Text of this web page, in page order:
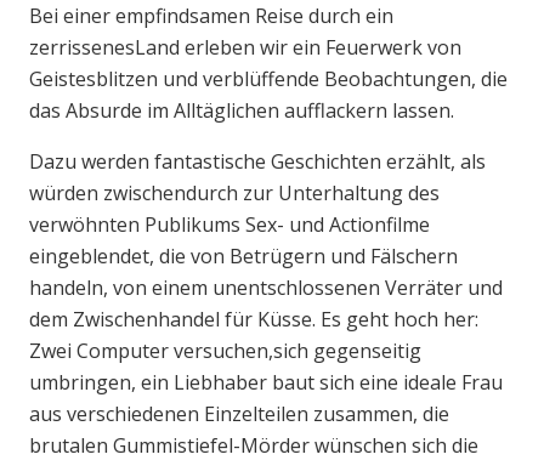
Bei einer empfindsamen Reise durch ein
zerrissenesLand erleben wir ein Feuerwerk von
Geistesblitzen und verblüffende Beobachtungen, die
das Absurde im Alltäglichen aufflackern lassen.
Dazu werden fantastische Geschichten erzählt, als
würden zwischendurch zur Unterhaltung des
verwöhnten Publikums Sex- und Actionfilme
eingeblendet, die von Betrügern und Fälschern
handeln, von einem unentschlossenen Verräter und
dem Zwischenhandel für Küsse. Es geht hoch her:
Zwei Computer versuchen,sich gegenseitig
umbringen, ein Liebhaber baut sich eine ideale Frau
aus verschiedenen Einzelteilen zusammen, die
brutalen Gummistiefel-Mörder wünschen sich die